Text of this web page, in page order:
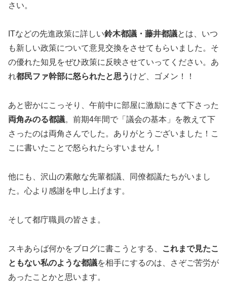
さい。
ITなどの先進政策に詳しい鈴木都議・藤井都議とは、いつ
も新しい政策について意見交換をさせてもらいました。そ
の優れた知見をぜひ政策に反映させていってください。あ
れ都民ファ幹部に怒られたと思う けど、ゴメン！！
あと密かにこっそり、午前中に部屋に激励にきて下さった
両角みのる都議。前期4年間で「議会の基本」を教えて下
さったのは両角さんでした。ありがとうございました！こ
こに書いたことで怒られたらすいません！
他にも、沢山の素敵な先輩都議、同僚都議たちがいまし
た。心より感謝を申し上げます。
そして都庁職員の皆さま。
スキあらば何かをブログに書こうとする、
これまで見たこ
ともない私のような都議を相手にするのは、さぞご苦労が
あったことかと思います。